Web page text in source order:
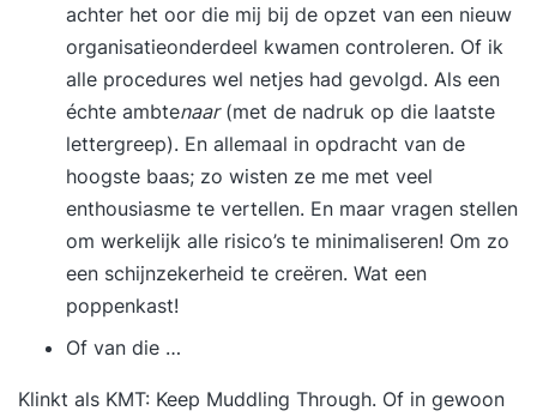
APMG).Met deze examenvoucher kun je inloggen
bij het exameninstituut en het examen online (op
je laptop met webcam) maken op een door jouw
gewenst tijdstip en locatie. Vragen over de e-
learning of de examenprocedure? Bel gerust
even: 085-3037872 of mail naar
opleidingen@pinkacademy.nl.
achter het oor die mij bij de opzet van een nieuw
organisatieonderdeel kwamen controleren. Of ik
alle procedures wel netjes had gevolgd. Als een
échte ambtenaar(met de nadruk op die laatste
lettergreep). En allemaal in opdracht van de
hoogste baas; zo wisten ze me met veel
enthousiasme te vertellen. En maar vragen stellen
om werkelijk alle risico’s te minimaliseren! Om zo
een schijnzekerheid te creëren. Wat een
poppenkast!
Of van die …
Klinkt als KMT: Keep Muddling Through. Of in gewoon